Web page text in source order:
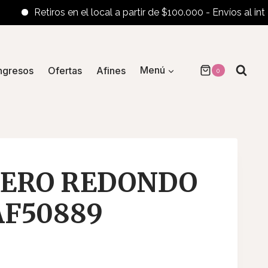
Retiros en el local a partir de $100.000 - Envíos al
Ofertas Afines Menú 0
REDONDO